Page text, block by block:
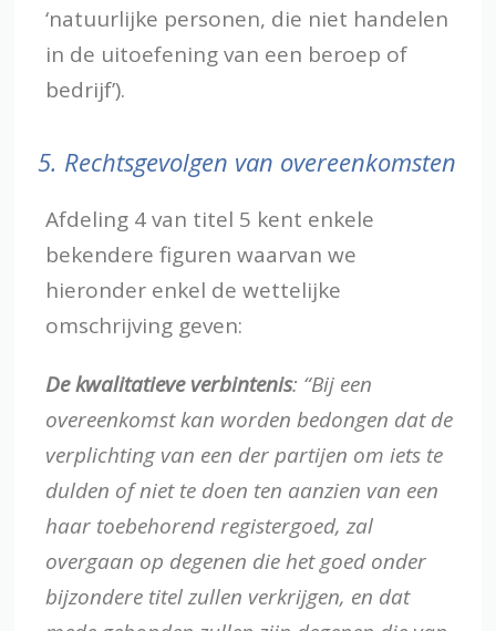
‘natuurlijke personen, die niet handelen
in de uitoefening van een beroep of
bedrijf’).
5. Rechtsgevolgen van overeenkomsten
Afdeling 4 van titel 5 kent enkele
bekendere figuren waarvan we
hieronder enkel de wettelijke
omschrijving geven:
De kwalitatieve verbintenis: “Bij een
overeenkomst kan worden bedongen dat de
verplichting van een der partijen om iets te
dulden of niet te doen ten aanzien van een
haar toebehorend registergoed, zal
overgaan op degenen die het goed onder
bijzondere titel zullen verkrijgen, en dat